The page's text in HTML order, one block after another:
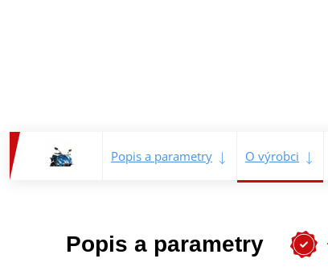
Popis a parametry O výrobci
Popis a parametry